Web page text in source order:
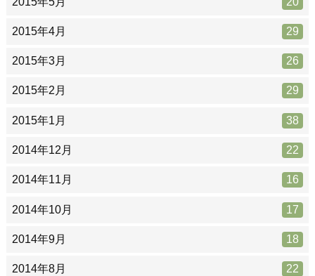
2015年4月 29
2015年3月 26
2015年2月 29
2015年1月 38
2014年12月 22
2014年11月 16
2014年10月 17
2014年9月 18
2014年8月 22